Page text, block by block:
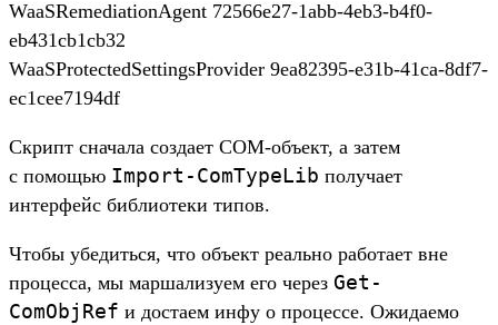
WaaSRemediationAgent 72566e27-1abb-4eb3-b4f0-
eb431cb1cb32
WaaSProtectedSettingsProvider 9ea82395-e31b-41ca-8df7-
ec1cee7194df
Скрипт сна­чала соз­дает COM-объ­ект, а затем
с помощью Import-ComTypeLib получа­ет
интерфейс биб­лиоте­ки типов.
Что­бы убе­дить­ся, что объ­ект реаль­но работа­ет вне
про­цес­са, мы мар­шализу­ем его через Get-
ComObjRef и дос­таем инфу о про­цес­се. Ожи­даемо